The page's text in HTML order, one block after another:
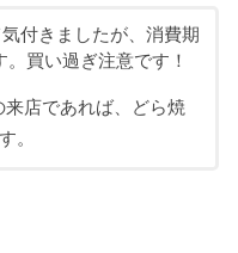
気付きましたが、消費期
。買い過ぎ注意です！
来店であれば、どら焼
。